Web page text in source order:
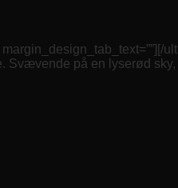
Svævende på en lyserød